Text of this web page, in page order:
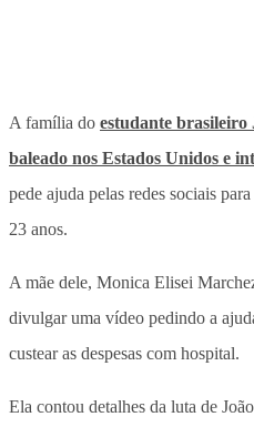
A família do estudante brasileiro
baleado nos Estados Unidos e
pede ajuda pelas redes sociais
23 anos.
A mãe dele, Monica Elisei
divulgar uma vídeo pedindo a
custear as despesas com hospital.
Ela contou detalhes da luta de